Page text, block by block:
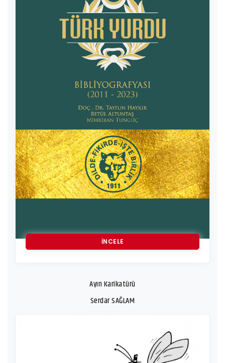
İNCELE
Ayın Karikatürü
Serdar SAĞLAM